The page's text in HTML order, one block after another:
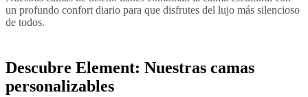
de
sillasButacas
Colecciones
almacenamiento Colecciones
accesoriosColección
un profundo confort diario para que disfrutes del lujo más silencioso
de todos.
Descubre Element: Nuestras camas
personalizables